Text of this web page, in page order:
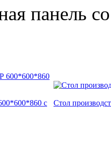
панель
c
Стол